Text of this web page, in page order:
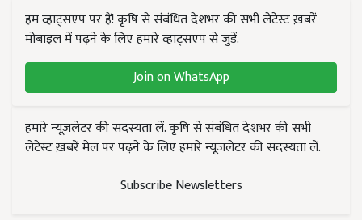
हम व्हाट्सएप पर हैं! कृषि से संबंधित देशभर की सभी लेटेस्ट ख़बरें
मोबाइल में पढ़ने के लिए हमारे व्हाट्सएप से जुड़ें.
Join on WhatsApp
हमारे न्यूज़लेटर की सदस्यता लें. कृषि से संबंधित देशभर की सभी
लेटेस्ट ख़बरें मेल पर पढ़ने के लिए हमारे न्यूज़लेटर की सदस्यता लें.
Subscribe Newsletters